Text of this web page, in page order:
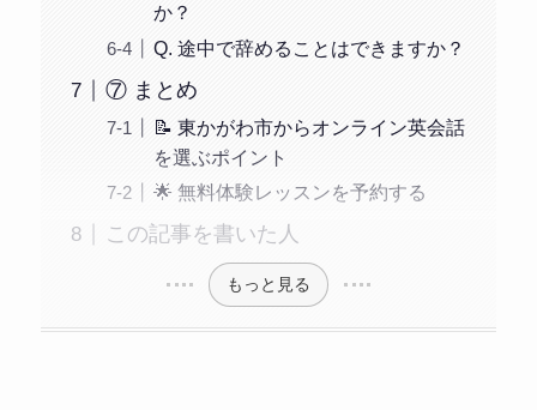
か？
Q. 途中で辞めることはできますか？
⑦ まとめ
📝 東かがわ市からオンライン英会話
を選ぶポイント
🌟 無料体験レッスンを予約する
この記事を書いた人
もっと見る